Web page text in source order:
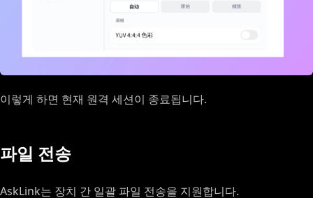
이렇게 하면 현재 원격 세션이 종료됩니다.
파일 전송
AskLink는 장치 간 일괄 파일 전송을 지원합니다.